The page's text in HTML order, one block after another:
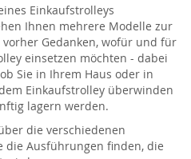
Einkaufstrolleys
Ihnen mehrere Modelle zur
Gedanken, wofür und für
einsetzen möchten - dabei
Sie in Ihrem Haus oder in
Einkaufstrolley überwinden
lagern werden.
die verschiedenen
die Ausführungen finden, die